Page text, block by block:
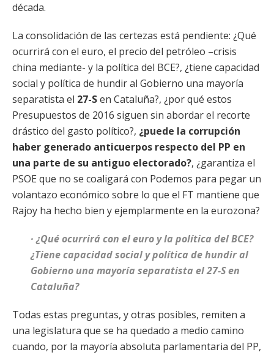
década.
La consolidación de las certezas está pendiente: ¿Qué
ocurrirá con el euro, el precio del petróleo –crisis
china mediante- y la política del BCE?, ¿tiene capacidad
social y política de hundir al Gobierno una mayoría
separatista el 27-Sen Cataluña?, ¿por qué estos
Presupuestos de 2016 siguen sin abordar el recorte
drástico del gasto político?, ¿puede la corrupción
haber generado anticuerpos respecto del PP en
una parte de su antiguo electorado?, ¿garantiza el
PSOE que no se coaligará con Podemos para pegar un
volantazo económico sobre lo que el FT mantiene que
Rajoy ha hecho bien y ejemplarmente en la eurozona?
· ¿Qué ocurrirá con el euro y la política del BCE?
¿Tiene capacidad social y política de hundir al
Gobierno una mayoría separatista el 27-S en
Cataluña?
Todas estas preguntas, y otras posibles, remiten a
una legislatura que se ha quedado a medio camino
cuando, por la mayoría absoluta parlamentaria del PP,